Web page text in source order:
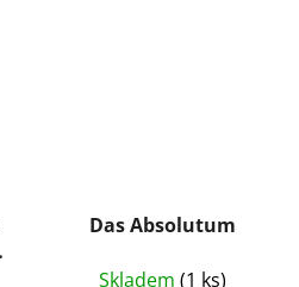
Das Absolutum
Skladem (1 ks)